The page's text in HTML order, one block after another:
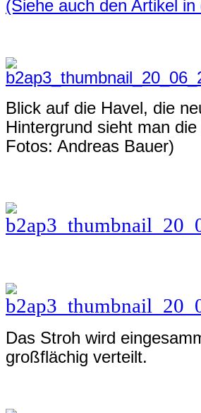
(Siehe auch den Artikel
Blick auf die Havel, die
Hintergrund sieht man
Fotos: Andreas Bauer)
Das Stroh wird
großflächig verteilt.